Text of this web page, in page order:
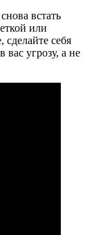
встать
или
себя
угрозу, а не